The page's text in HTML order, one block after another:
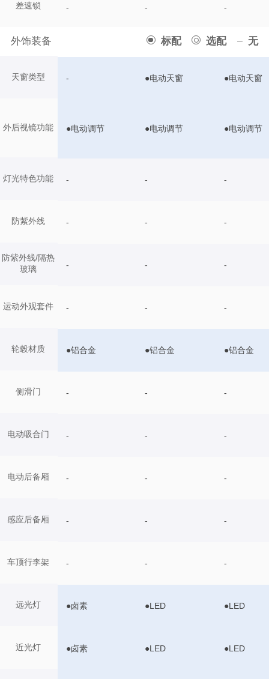
差速锁
外饰装备 标配 选配 无
天窗类型
外后视镜功能
灯光特色功能
防紫外线
防紫外线/隔热
玻璃
运动外观套件
轮毂材质
侧滑门
电动吸合门
电动后备厢
感应后备厢
车顶行李架
远光灯
近光灯
- - -
- ●电动天窗 ●电动天窗
●电动调节 ●电动调节 ●电动调节
- - -
- - -
- - -
- - -
●铝合金 ●铝合金 ●铝合金
- - -
- - -
- - -
- - -
- - -
●卤素 ●LED ●LED
●卤素 ●LED ●LED